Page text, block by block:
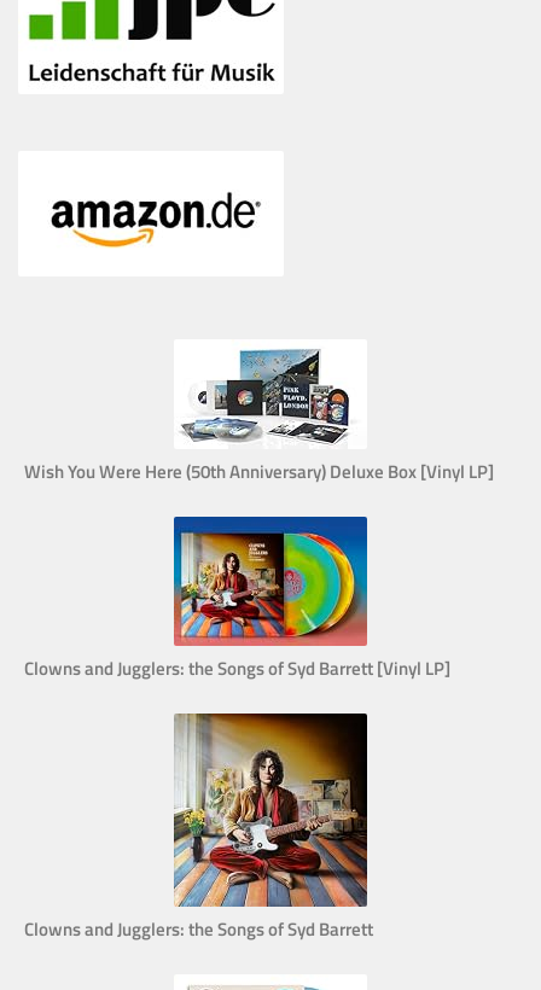
Wish You Were Here (50th Anniversary) Deluxe Box [Vinyl LP]
Clowns and Jugglers: the Songs of Syd Barrett [Vinyl LP]
Clowns and Jugglers: the Songs of Syd Barrett